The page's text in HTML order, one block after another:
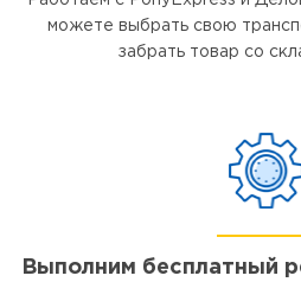
можете выбрать свою
забрать товар со
Выполним бесплатный